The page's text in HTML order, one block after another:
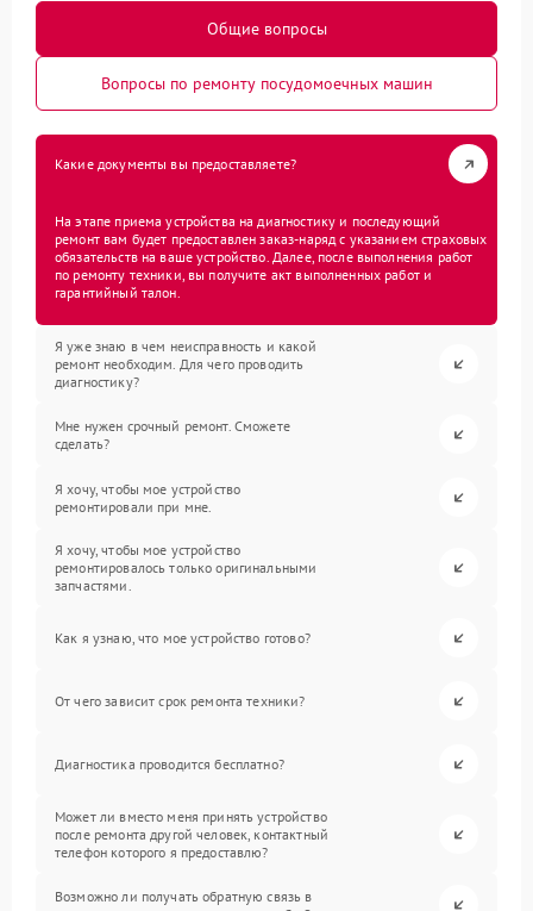
Общие вопросы
Вопросы по ремонту посудомоечных машин
Какие документы вы предоставляете?
На этапе приема устройства на диагностику и последующий
ремонт вам будет предоставлен заказ-наряд с указанием страховых
обязательств на ваше устройство. Далее, после выполнения работ
по ремонту техники, вы получите акт выполненных работ и
гарантийный талон.
Я уже знаю в чем неисправность и какой
ремонт необходим. Для чего проводить
диагностику?
Мне нужен срочный ремонт. Сможете
сделать?
Я хочу, чтобы мое устройство
ремонтировали при мне.
Я хочу, чтобы мое устройство
ремонтировалось только оригинальными
запчастями.
Как я узнаю, что мое устройство готово?
От чего зависит срок ремонта техники?
Диагностика проводится бесплатно?
Может ли вместо меня принять устройство
после ремонта другой человек, контактный
телефон которого я предоставлю?
Возможно ли получать обратную связь в